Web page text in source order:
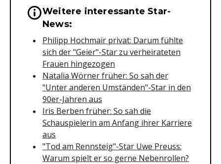
Wichtige Hinweise &
Weitere interessante Star-
News:
Philipp Hochmair privat: Darum fühlte
sich der "Geier"-Star zu verheirateten
Frauen hingezogen
Natalia Wörner früher: So sah der
"Unter anderen Umständen"-Star in den
90er-Jahren aus
Iris Berben früher: So sah die
Schauspielerin am Anfang ihrer Karriere
aus
"Tod am Rennsteig"-Star Uwe Preuss:
Warum spielt er so gerne Nebenrollen?